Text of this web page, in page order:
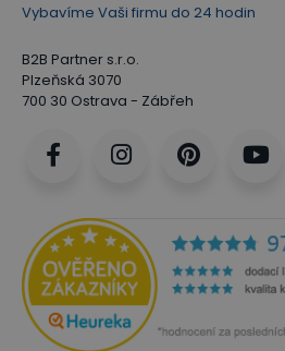
Vybavíme Vaši firmu do 24 hodin
B2B Partner s.r.o.
Plzeňská 3070
700 30 Ostrava - Zábřeh